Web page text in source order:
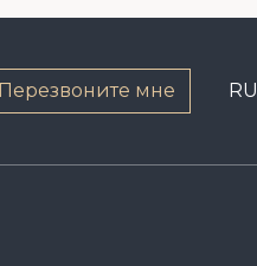
Перезвоните мне RU